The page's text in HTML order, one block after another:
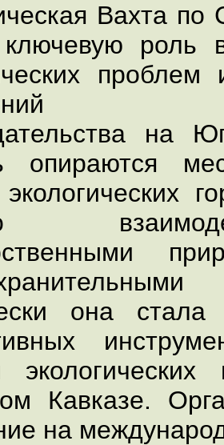
Вахта по
ключевую роль
на
опираются
она
Кавказе.
на